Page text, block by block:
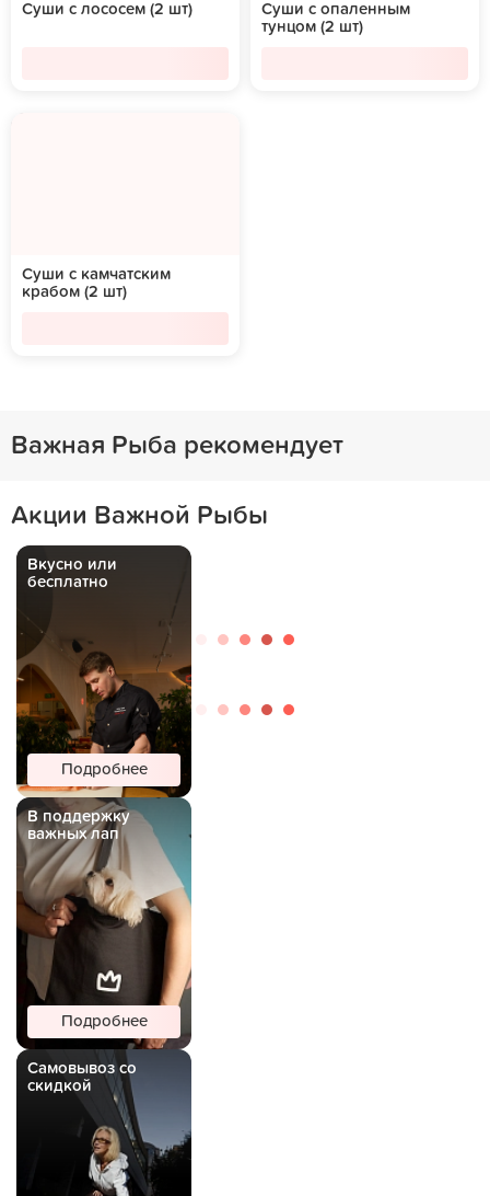
Суши с лососем (2 шт)
Суши с опаленным
тунцом (2 шт)
Суши с камчатским
крабом (2 шт)
Важная Рыба рекомендует
Акции Важной Рыбы
Вкусно или
бесплатно
Подробнее
В поддержку
важных лап
Подробнее
Самовывоз со
скидкой